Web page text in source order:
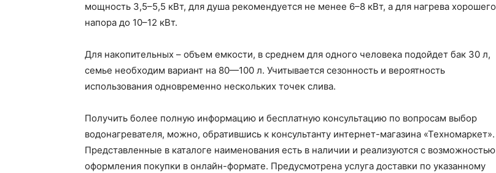
мощность 3,5–5,5 кВт, для душа рекомендуется не менее 6–8 кВт, а для нагрева хорошего
напора до 10–12 кВт.
Для накопительных – объем емкости, в среднем для одного человека подойдет бак 30 л,
семье необходим вариант на 80—100 л. Учитывается сезонность и вероятность
использования одновременно нескольких точек слива.
Получить более полную информацию и бесплатную консультацию по вопросам выбор
водонагревателя, можно, обратившись к консультанту интернет-магазина «Техномаркет».
Представленные в каталоге наименования есть в наличии и реализуются с возможностью
оформления покупки в онлайн-формате. Предусмотрена услуга доставки по указанному